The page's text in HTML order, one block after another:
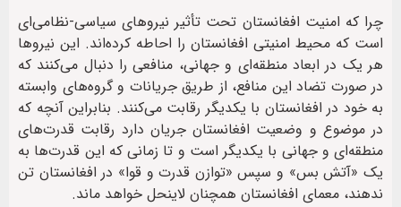
چرا که امنیت افغانستان تحت تأثیر نیروهای سیاسی-نظامی‌ای
است که محیط‌ امنیتی افغانستان را احاطه کرده‌اند. این نیروها
هر یک در ابعاد منطقه‌ای و جهانی، منافعی را دنبال می‌کنند که
در صورت تضاد این منافع، از طریق جریانات و گروه‌های وابسته
به خود در افغانستان با یکدیگر رقابت می‌کنند. بنابراین آنچه که
در موضوع و وضعیت افغانستان جریان دارد رقابت قدرت‌های
منطقه‌ای و جهانی با یکدیگر است و تا زمانی که این قدرت‌ها به
یک «آتش بس» و سپس «توازن قدرت و قوا» در افغانستان تن
ندهند، معمای افغانستان همچنان لاینحل خواهد ماند.